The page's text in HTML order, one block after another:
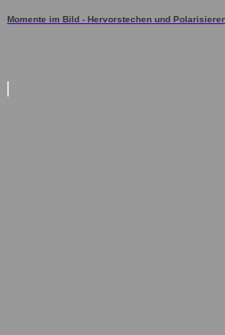
Momente im Bild - Hervorstechen und